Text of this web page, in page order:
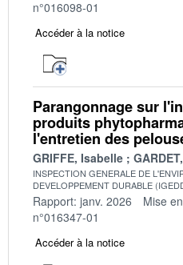
n°016098-01
Accéder à la notice
Parangonnage sur
produits
l'entretien des
GRIFFE, Isabelle
INSPECTION GENERALE DE
DEVELOPPEMENT DURABLE
Rapport: janv. 2026 Mise
n°016347-01
Accéder à la notice